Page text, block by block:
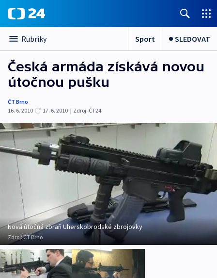
Rubriky Sport SLEDOVAT
Česká armáda získává novou
útočnou pušku
ČT Brno
16. 6. 2010
17. 6. 2010 | Zdroj: ČT24
Nová útočná zbraň Uherskobrodské zbrojovky
Zdroj:ČT Brno